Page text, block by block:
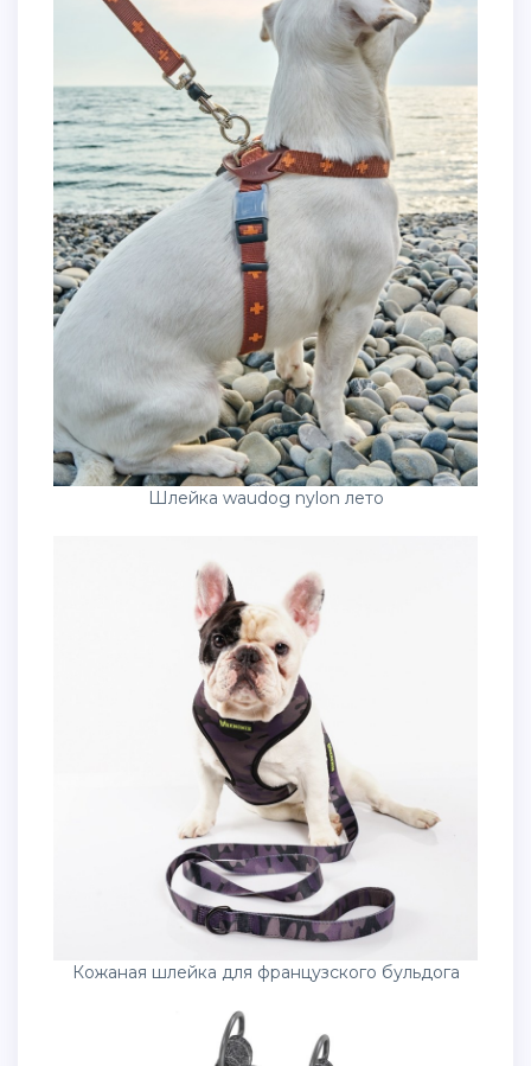
Шлейка waudog nylon лето
Кожаная шлейка для французского бульдога